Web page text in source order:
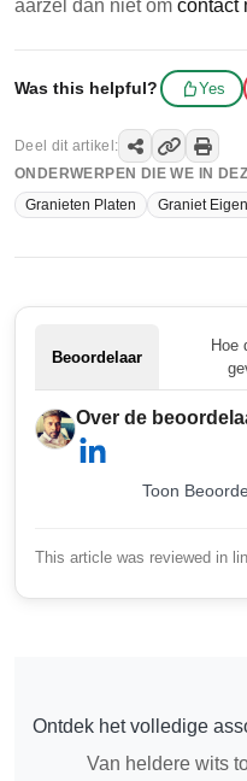
aarzel dan niet om contact
Was this helpful? Yes
Deel dit artikel:
ONDERWERPEN DIE WE IN
Granieten Platen
Graniet
Beoordelaar
Hoe
Over de
Toon
This article was reviewed in
Ontdek het volledige
Van heldere wits